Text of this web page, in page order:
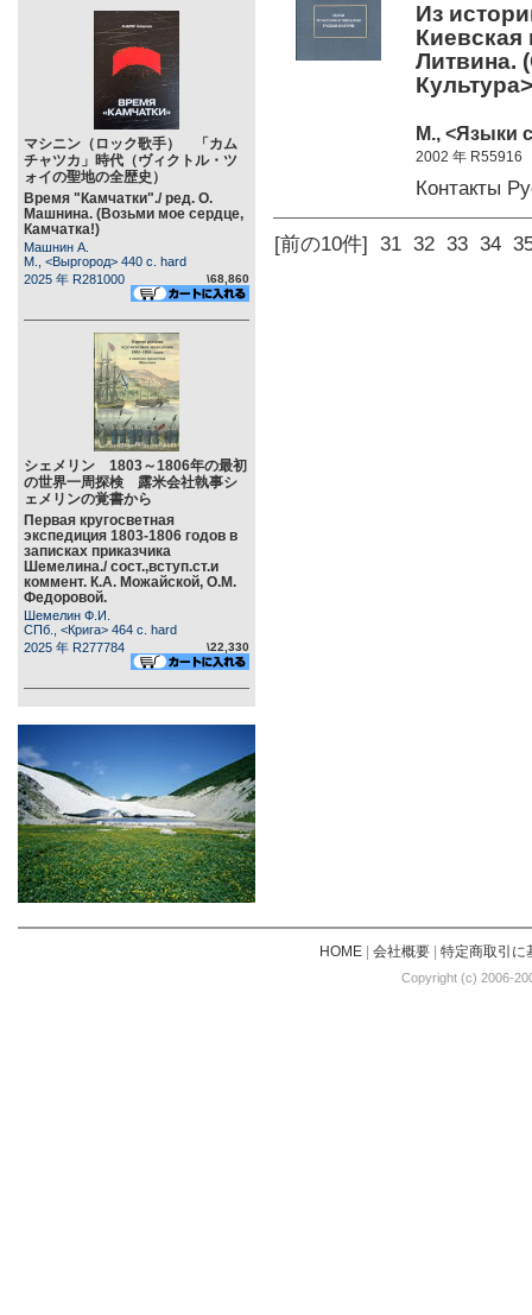
マシニン（ロック歌手） 「カム
チャツカ」時代（ヴィクトル・ツ
ォイの聖地の全歴史）
Время "Камчатки"./ ред. О.
Машнина. (Возьми мое сердце,
Камчатка!)
Машнин А.
М., <Выргород> 440 c. hard
2025 年 R281000
\68,860
シェメリン 1803～1806年の最初
の世界一周探検 露米会社執事シ
ェメリンの覚書から
Первая кругосветная
экспедиция 1803-1806 годов в
записках приказчика
Шемелина./ сост.,вступ.ст.и
коммент. К.А. Можайской, О.М.
Федоровой.
Шемелин Ф.И.
СПб., <Крига> 464 c. hard
2025 年 R277784
\22,330
Из
Литвина.
М., <Языки
2002 年 R55916
Контакты
[前の10件] 31 32 33 34
HOME| 会社概要| 特定商取引に
Copyright (c) 2006-